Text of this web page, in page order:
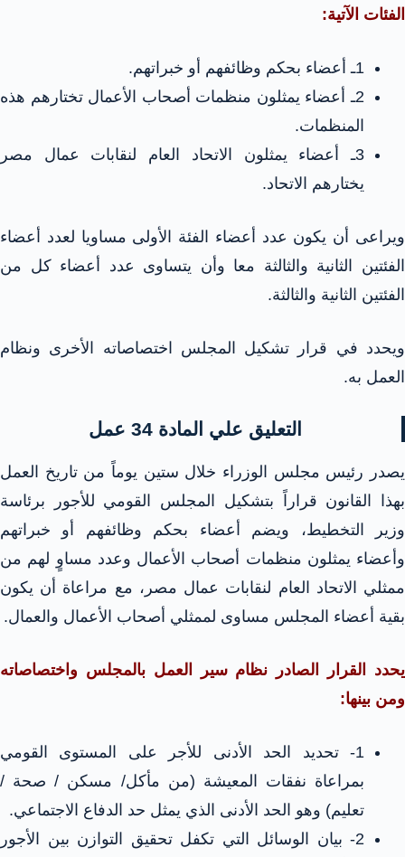
الفئات الآتية:
1ـ أعضاء بحكم وظائفهم أو خبراتهم.
2ـ أعضاء يمثلون منظمات أصحاب الأعمال تختارهم هذه
المنظمات.
3ـ أعضاء يمثلون الاتحاد العام لنقابات عمال مصر
يختارهم الاتحاد.
ويراعى أن يكون عدد أعضاء الفئة الأولى مساويا لعدد أعضاء
الفئتين الثانية والثالثة معا وأن يتساوى عدد أعضاء كل من
الفئتين الثانية والثالثة.
ويحدد في قرار تشكيل المجلس اختصاصاته الأخرى ونظام
العمل به.
التعليق علي المادة 34 عمل
يصدر رئيس مجلس الوزراء خلال ستين يوماً من تاريخ العمل
بهذا القانون قراراً بتشكيل المجلس القومي للأجور برئاسة
وزير التخطيط، ويضم أعضاء بحكم وظائفهم أو خبراتهم
وأعضاء يمثلون منظمات أصحاب الأعمال وعدد مساوٍ لهم من
ممثلي الاتحاد العام لنقابات عمال مصر، مع مراعاة أن يكون
بقية أعضاء المجلس مساوى لممثلي أصحاب الأعمال والعمال.
يحدد القرار الصادر نظام سير العمل بالمجلس واختصاصاته
ومن بينها:
1- تحديد الحد الأدنى للأجر على المستوى القومي
بمراعاة نفقات المعيشة (من مأكل/ مسكن / صحة /
تعليم) وهو الحد الأدنى الذي يمثل حد الدفاع الاجتماعي.
2- بيان الوسائل التي تكفل تحقيق التوازن بين الأجور